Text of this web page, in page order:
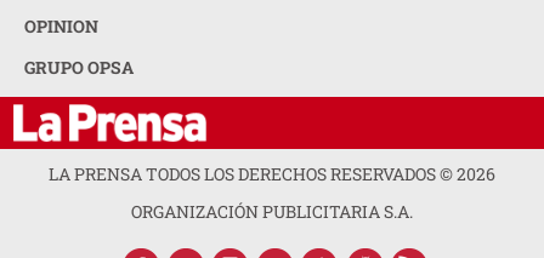
OPINION
GRUPO OPSA
LA PRENSA TODOS LOS DERECHOS RESERVADOS ©2026
ORGANIZACIÓN PUBLICITARIA S.A.